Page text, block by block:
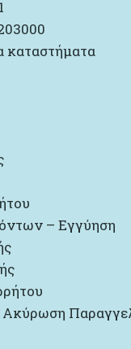
καταστήματα
– Εγγύηση